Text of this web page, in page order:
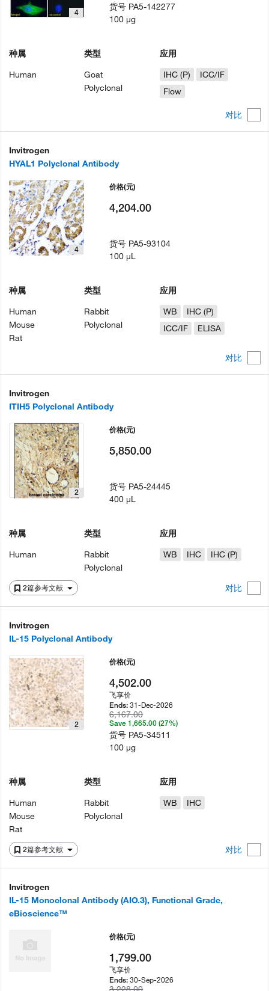
对比
4
种属
Human
类型
Goat
Polyclonal
应用
IHC (P)
ICC/IF
Flow
货号 PA5-142277
100 µg
Invitrogen
HYAL1 Polyclonal Antibody
对比
4
种属
Human
Mouse
Rat
类型
Rabbit
Polyclonal
应用
WB
IHC (P)
ICC/IF
ELISA
价格(元)
4,204.00
货号 PA5-93104
100 µL
Invitrogen
ITIH5 Polyclonal Antibody
2篇参考文献 对比
2
种属
Human
类型
Rabbit
Polyclonal
应用
WB
IHC IHC (P)
价格(元)
5,850.00
货号 PA5-24445
400 µL
Invitrogen
IL-15 Polyclonal Antibody
2篇参考文献 对比
2
种属
Human
Mouse
Rat
类型
Rabbit
Polyclonal
应用
WB
IHC
价格(元)
4,502.00
飞享价
Ends:31-Dec-2026
6,167.00
Save 1,665.00 (27%)
货号 PA5-34511
100 µg
Invitrogen
IL-15 Monoclonal Antibody (AIO.3), Functional Grade,
eBioscience™
价格(元)
1,799.00
飞享价
Ends:30-Sep-2026